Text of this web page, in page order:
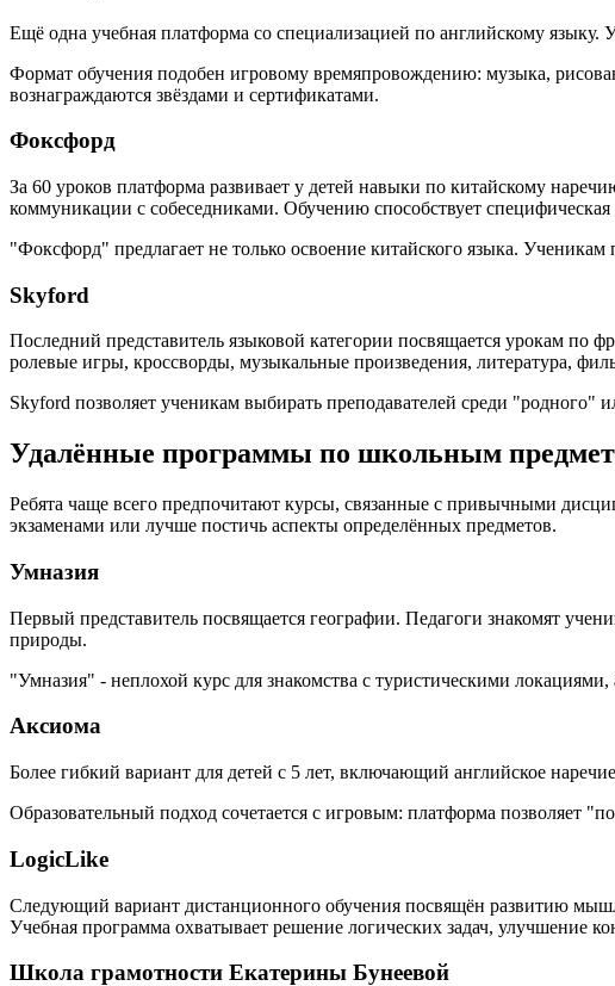
Ещё одна учебная платформа со специализацией по английскому
Формат обучения подобен игровому времяпровождению: музыка,
вознаграждаются звёздами и сертификатами.
Фоксфорд
За 60 уроков платформа развивает у детей навыки по китайскому
коммуникации с собеседниками. Обучению способствует
"Фоксфорд" предлагает не только освоение китайского языка.
Skyford
Последний представитель языковой категории посвящается урокам
ролевые игры, кроссворды, музыкальные произведения, литература,
Skyford позволяет ученикам выбирать преподавателей среди "родного"
Удалённые программы по школьным
Ребята чаще всего предпочитают курсы, связанные с привычными
экзаменами или лучше постичь аспекты определённых предметов.
Умназия
Первый представитель посвящается географии. Педагоги знакомят
природы.
"Умназия" - неплохой курс для знакомства с туристическими
Аксиома
Более гибкий вариант для детей с 5 лет, включающий английское
Образовательный подход сочетается с игровым: платформа позволяет
LogicLike
Следующий вариант дистанционного обучения посвящён развитию
Учебная программа охватывает решение логических задач, улучшение
Школа грамотности Екатерины Бунеевой